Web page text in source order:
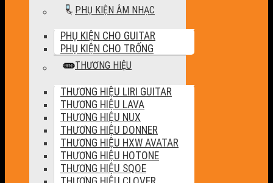
PHỤ KIỆN ÂM NHẠC
PHỤ KIỆN CHO GUITAR
PHỤ KIỆN CHO TRỐNG
THƯƠNG HIỆU
THƯƠNG HIỆU LIRI GUITAR
THƯƠNG HIỆU LAVA
THƯƠNG HIỆU NUX
THƯƠNG HIỆU DONNER
THƯƠNG HIỆU HXW AVATAR
THƯƠNG HIỆU HOTONE
THƯƠNG HIỆU SQOE